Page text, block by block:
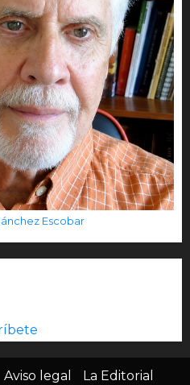
Escobar
Aviso legal La Editorial